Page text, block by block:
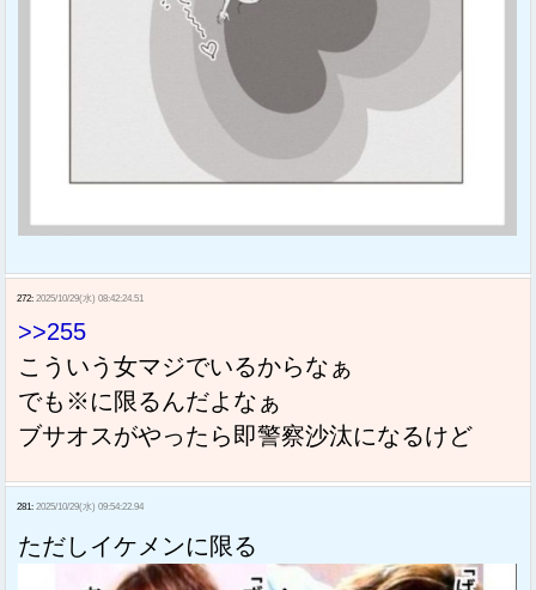
272: 2025/10/29(水) 08:42:24.51
>>255
こういう女マジでいるからなぁ
でも※に限るんだよなぁ
ブサオスがやったら即警察沙汰になるけど
281: 2025/10/29(水) 09:54:22.94
ただしイケメンに限る